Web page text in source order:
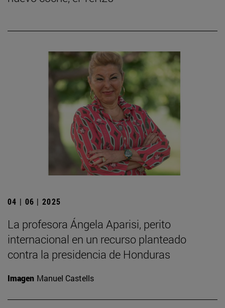
04 | 06 | 2025
La profesora Ángela Aparisi, perito
internacional en un recurso planteado
contra la presidencia de Honduras
Imagen Manuel Castells